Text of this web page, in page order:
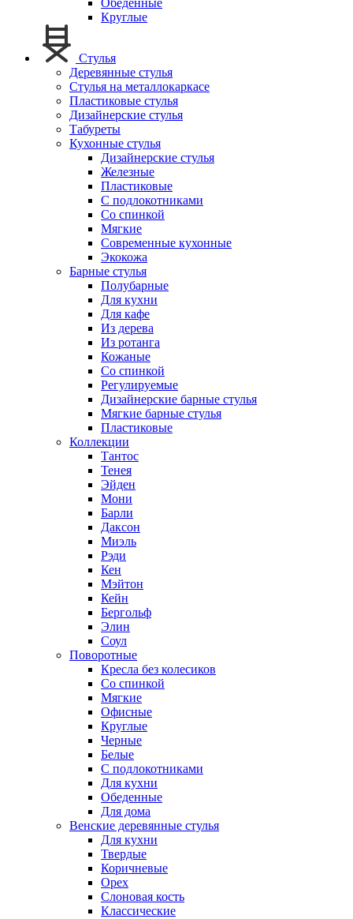
Обеденные
Круглые
Стулья
Деревянные стулья
Стулья на металлокаркасе
Пластиковые стулья
Дизайнерские стулья
Табуреты
Кухонные стулья
Дизайнерские стулья
Железные
Пластиковые
С подлокотниками
Со спинкой
Мягкие
Современные кухонные
Экокожа
Барные стулья
Полубарные
Для кухни
Для кафе
Из дерева
Из ротанга
Кожаные
Со спинкой
Регулируемые
Дизайнерские барные стулья
Мягкие барные стулья
Пластиковые
Коллекции
Тантос
Тенея
Эйден
Мони
Барли
Даксон
Миэль
Рэди
Кен
Мэйтон
Кейн
Бергольф
Элин
Соул
Поворотные
Кресла без колесиков
Со спинкой
Мягкие
Офисные
Круглые
Черные
Белые
С подлокотниками
Для кухни
Обеденные
Для дома
Венские деревянные стулья
Для кухни
Твердые
Коричневые
Орех
Слоновая кость
Классические